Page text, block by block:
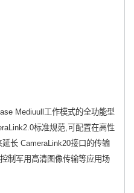
Mediuull工作模式的全功能型
标准规范,可配置在高性
长 CameraLink20接口的传输
制军用高清图像传输等应用场